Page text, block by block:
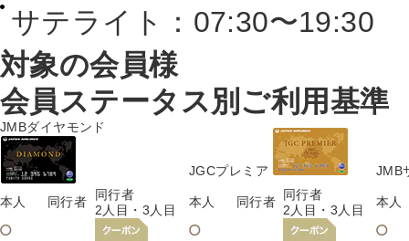
サテライト：07:30〜19:30
対象の会員様
会員ステータス別ご利用基準
JMBダイヤモンド
JGCプレミア JMB
本人 同行者
同行者
2人目・3人目
本人 同行者 同行者
2人目・3人目
本人